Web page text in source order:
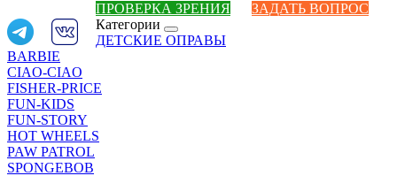
ПРОВЕРКА ЗРЕНИЯ
ЗАДАТЬ ВОПРОС
Категории
ДЕТСКИЕ ОПРАВЫ
BARBIE
CIAO-CIAO
FISHER-PRICE
FUN-KIDS
FUN-STORY
HOT WHEELS
PAW PATROL
SPONGEBOB